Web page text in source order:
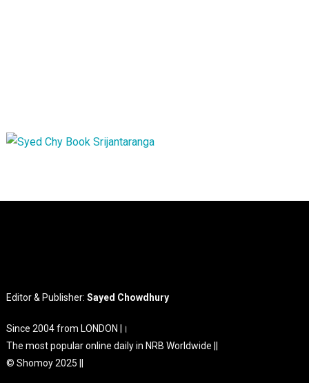
Editor & Publisher:Sayed Chowdhury
Since 2004 from LONDON |।
The most popular online daily in NRB Worldwide ||
© Shomoy 2025 ||